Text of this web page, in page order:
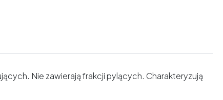
Nie zawierają frakcji pylących. Charakteryzują